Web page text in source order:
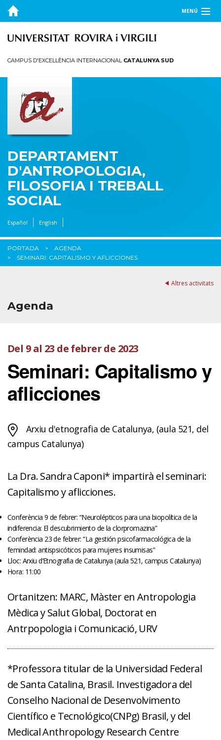
MENÚ
EL DEPARTAMENT
RECERCA
PUBLICACIONS
TRANSFERÈNCIA
CAMPUS D'EXCEL·LÈNCIA INTERNACIONAL CATALUNYA SUD
DEPARTAMENT
D'ANTROPOLOGIA,
FILOSOFIA I TREBALL
SOCIAL
Español English
PORTADA
AGENDA
SEMINARI: CAPITALISMO Y AFLICCIONES
Altres activitats
Agenda
Del 9 al 23 de febrer de 2023
Seminari: Capitalismo y
aflicciones
Arxiu d'etnografia de Catalunya, (aula 521, del
campus Catalunya)
La Dra. Sandra Caponi* impartirà el seminari:
Capitalismo y aflicciones.
Conferència 9 de febrer: “Neurolépticos para una biopolítica de la
indiferencia: El descubrimiento de la clorpromazina”
Conferència 23 de febrer: “La gestión psicofarmacológica de la
femindad: antispsicóticos para mujeres insumisas”
Lloc: Arxiu d’Etnografia de Catalunya (aula 521, campus Catalunya)
Hora: 11:00
Ortanitzen: MARC, Màster en Antropologia
Mèdica y Salut Global, Doctorat en
Antrpopologia i Comunicació, URV
*Professora titular de la Universidad Federal
de Santa Catalina, Brasil. Investigadora del
Conselho Nacional de Desenvolvimento
Científico e Tecnológico(CNPg) Brasil, y del
Medical Anthropology Research Centre